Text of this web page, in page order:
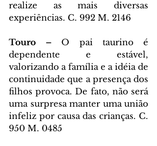
realize as mais diversas
experiências. C. 992 M. 2146
Touro – O pai taurino é
dependente e estável,
valorizando a família e a idéia de
continuidade que a presença dos
filhos provoca. De fato, não será
uma surpresa manter uma união
infeliz por causa das crianças. C.
950 M. 0485